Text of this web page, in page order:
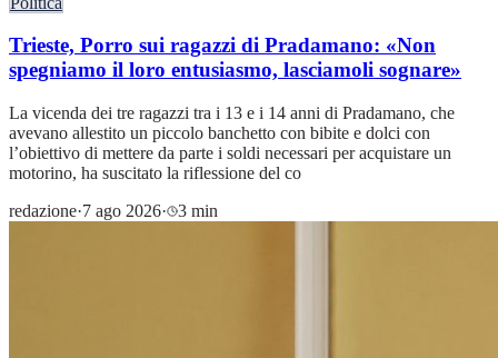
Trieste, Porro sui ragazzi di Pradamano: «Non
spegniamo il loro entusiasmo, lasciamoli sognare»
La vicenda dei tre ragazzi tra i 13 e i 14 anni di Pradamano, che
avevano allestito un piccolo banchetto con bibite e dolci con
l’obiettivo di mettere da parte i soldi necessari per acquistare un
motorino, ha suscitato la riflessione del co
redazione·7 ago 2026· 3 min